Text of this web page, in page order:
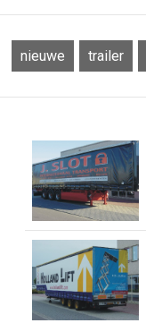
nieuwe trailer